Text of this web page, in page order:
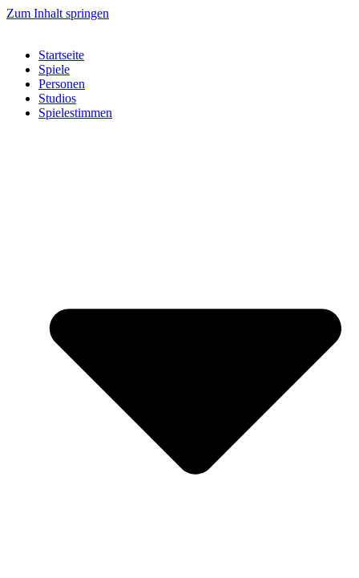
Zum Inhalt springen
Startseite
Spiele
Personen
Studios
Spielestimmen